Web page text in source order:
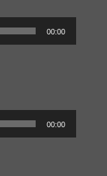
00:00
00:00